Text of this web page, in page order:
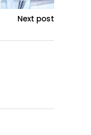
Next post